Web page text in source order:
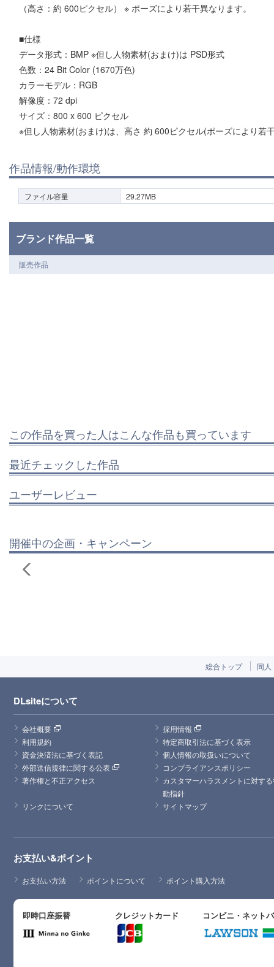
（高さ：約 600ピクセル） ※ ポーズにより若干異なります。
■仕様
データ形式：BMP ※但し人物素材(おまけ)は PSD形式
色数：24 Bit Color (1670万色)
カラーモデル：RGB
解像度：72 dpi
サイズ：800 x 600 ピクセル
※但し人物素材(おまけ)は、高さ 約 600ピクセル(ポーズにより若
作品情報/動作環境
ファイル容量 29.27MB
ブランド作品一覧
販売作品
この作品を買った人はこんな作品も買っています
最近チェックした作品
ユーザーレビュー
開催中の企画・キャンペーン
総合トップ 同人
DLsiteについて
会社概要
採用情報
利用規約
特定商取引法に基づく表示
資金決済法に基づく表記
個人情報の取扱いについて
外部送信規律に関する公表
コンプライアンスポリシー
著作権と不正アクセス
カスタマーハラスメントに対す
動指針
リンクについて
サイトマップ
お支払い&ポイント
お支払い方法 ポイントについて ポイント購入方法
即時口座振替 クレジットカード コンビニ・ネット